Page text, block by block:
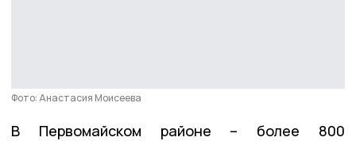
Фото: Анастасия Моисеева
В Первомайском районе – более 800